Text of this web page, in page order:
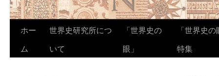
ホー
ム
世界史研究所につ
いて
「世界史の
眼」
「世界史
特集